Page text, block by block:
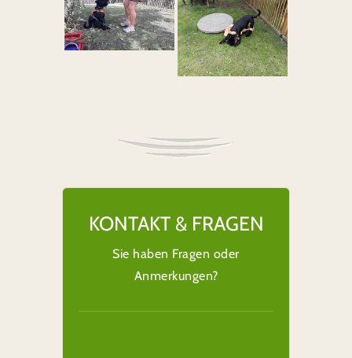
KONTAKT & FRAGEN
Sie haben Fragen oder
Anmerkungen?